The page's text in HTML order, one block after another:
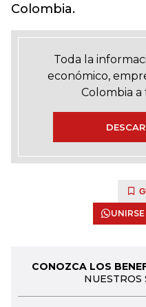
Colombia.
Toda la
económico,
Colombia
CONOZCA LOS
NUESTROS